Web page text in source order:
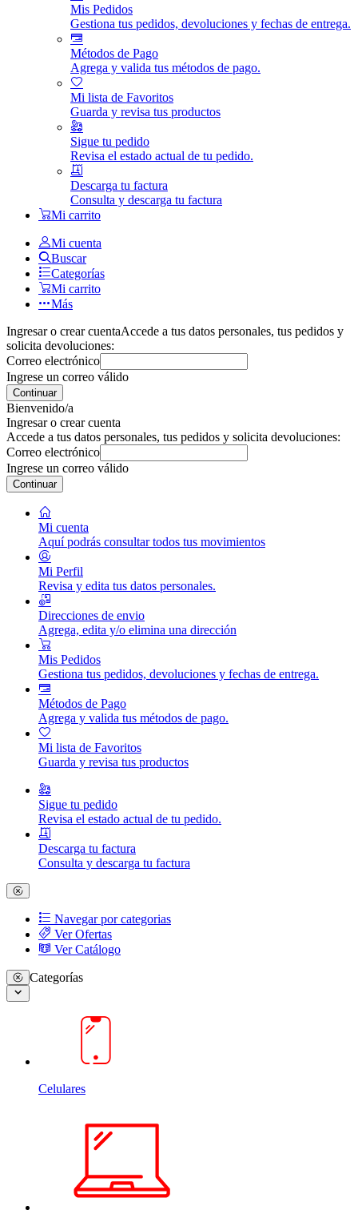
Mis Pedidos
Gestiona tus pedidos, devoluciones y fechas de entrega.
Métodos de Pago
Agrega y valida tus métodos de pago.
Mi lista de Favoritos
Guarda y revisa tus productos
Sigue tu pedido
Revisa el estado actual de tu pedido.
Descarga tu factura
Consulta y descarga tu factura
Mi carrito
Mi cuenta
Buscar
Categorías
Mi carrito
Más
Ingresar o crear cuentaAccede a tus datos personales, tus pedidos y
solicita devoluciones:
Correo electrónico
Ingrese un correo válido
Continuar
Bienvenido/a
Ingresar o crear cuenta
Accede a tus datos personales, tus pedidos y solicita devoluciones:
Correo electrónico
Ingrese un correo válido
Continuar
Mi cuenta
Aquí podrás consultar todos tus movimientos
Mi Perfil
Revisa y edita tus datos personales.
Direcciones de envio
Agrega, edita y/o elimina una dirección
Mis Pedidos
Gestiona tus pedidos, devoluciones y fechas de entrega.
Métodos de Pago
Agrega y valida tus métodos de pago.
Mi lista de Favoritos
Guarda y revisa tus productos
Sigue tu pedido
Revisa el estado actual de tu pedido.
Descarga tu factura
Consulta y descarga tu factura
Navegar por categorias
Ver Ofertas
Ver Catálogo
Categorías
Celulares